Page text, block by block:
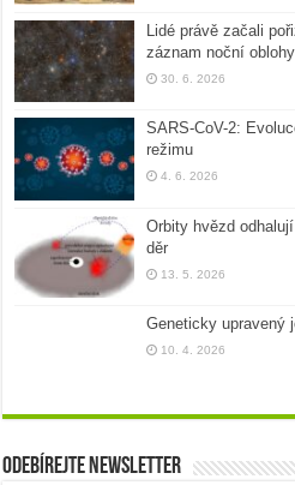
Lidé právě začali
záznam noční oblohy
30. 6. 2026
SARS-CoV-2:
režimu
4. 6. 2026
Orbity hvězd
děr
13. 5. 2026
Geneticky upravený
10. 4. 2026
Odebírejte newsletter